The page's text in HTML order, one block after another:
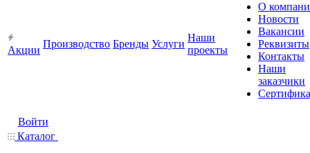
Акции
Производство Бренды Услуги
Наши
проекты
О
Новости
Вакансии
Реквизиты
Контакты
Наши
заказчики
Войти
Каталог